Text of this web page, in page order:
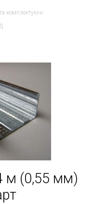
комплектуючі
м (0,55 мм)